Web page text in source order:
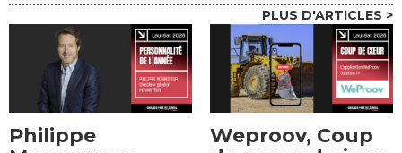
PLUS D'ARTICLES >
Philippe
Weproov, Coup